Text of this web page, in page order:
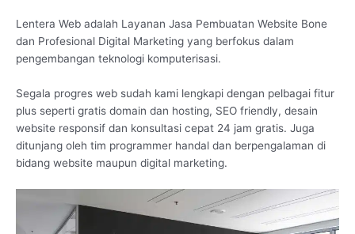
Lentera Web adalah Layanan Jasa Pembuatan Website Bone
dan Profesional Digital Marketing yang berfokus dalam
pengembangan teknologi komputerisasi.
Segala progres web sudah kami lengkapi dengan pelbagai fitur
plus seperti gratis domain dan hosting, SEO friendly, desain
website responsif dan konsultasi cepat 24 jam gratis. Juga
ditunjang oleh tim programmer handal dan berpengalaman di
bidang website maupun digital marketing.